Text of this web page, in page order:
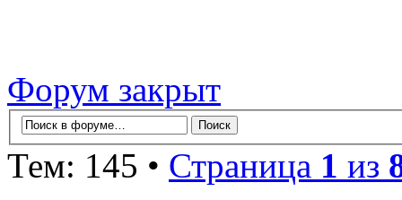
Форум закрыт
Тем: 145 • Страница 1 из